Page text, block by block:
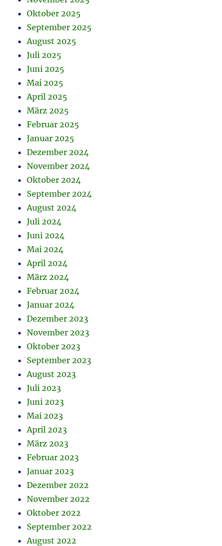
Oktober 2025
September 2025
August 2025
Juli 2025
Juni 2025
Mai 2025
April 2025
März 2025
Februar 2025
Januar 2025
Dezember 2024
November 2024
Oktober 2024
September 2024
August 2024
Juli 2024
Juni 2024
Mai 2024
April 2024
März 2024
Februar 2024
Januar 2024
Dezember 2023
November 2023
Oktober 2023
September 2023
August 2023
Juli 2023
Juni 2023
Mai 2023
April 2023
März 2023
Februar 2023
Januar 2023
Dezember 2022
November 2022
Oktober 2022
September 2022
August 2022